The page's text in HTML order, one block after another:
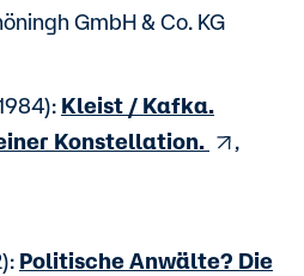
GmbH & Co. KG
Kleist / Kafka.
Konstellation.
,
Politische Anwälte? Die